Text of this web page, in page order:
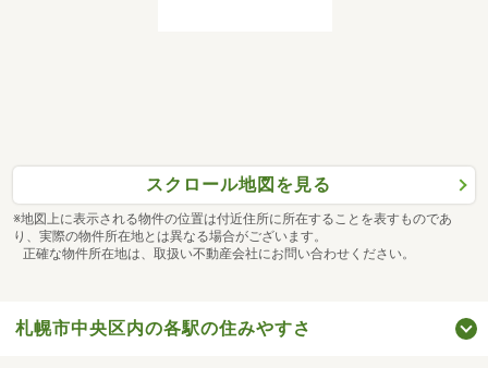
スクロール地図を見る
※地図上に表示される物件の位置は付近住所に所在することを表すものであ
り、実際の物件所在地とは異なる場合がございます。
正確な物件所在地は、取扱い不動産会社にお問い合わせください。
札幌市中央区内の各駅の住みやすさ